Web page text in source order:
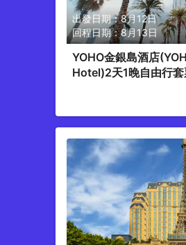
出發日期：8月12日
回程日期：8月13日
YOHO金銀島酒店
Hotel)2天1晚自由行